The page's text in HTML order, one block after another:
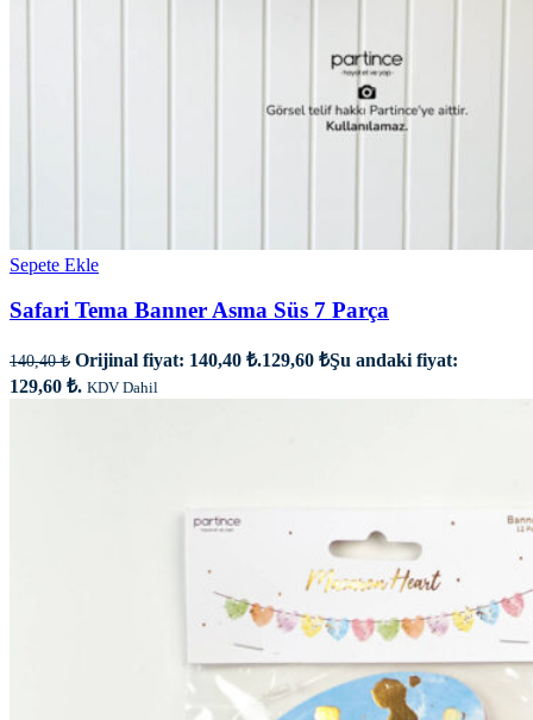
Sepete Ekle
Safari Tema Banner Asma Süs 7 Parça
140,40₺ Orijinal fiyat: 140,40 ₺.129,60 ₺Şu andaki fiyat:
129,60 ₺. KDV Dahil